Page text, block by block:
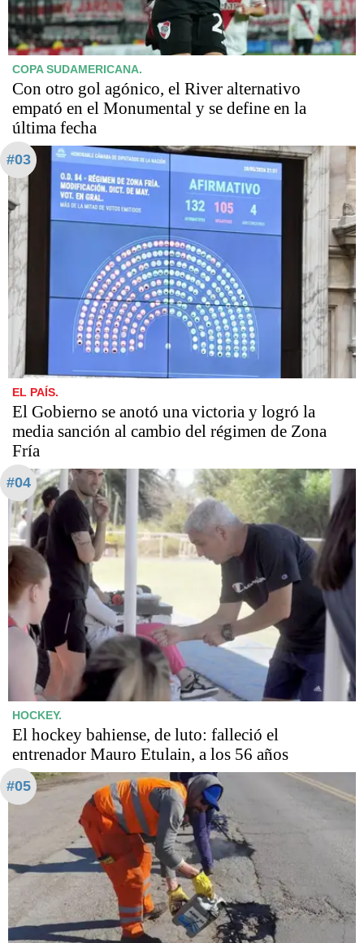
COPA SUDAMERICANA.
Con otro gol agónico, el River alternativo
empató en el Monumental y se define en la
última fecha
#03
EL PAÍS.
El Gobierno se anotó una victoria y logró la
media sanción al cambio del régimen de Zona
Fría
#04
HOCKEY.
El hockey bahiense, de luto: falleció el
entrenador Mauro Etulain, a los 56 años
#05